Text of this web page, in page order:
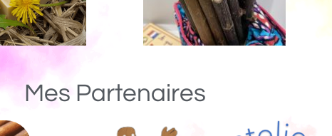
Mes Partenaires